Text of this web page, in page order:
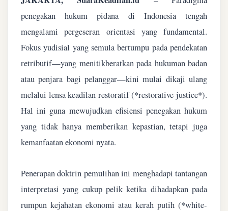
penegakan hukum pidana di Indonesia tengah
mengalami pergeseran orientasi yang fundamental.
Fokus yudisial yang semula bertumpu pada pendekatan
retributif—yang menitikberatkan pada hukuman badan
atau penjara bagi pelanggar—kini mulai dikaji ulang
melalui lensa keadilan restoratif (*restorative justice*).
Hal ini guna mewujudkan efisiensi penegakan hukum
yang tidak hanya memberikan kepastian, tetapi juga
kemanfaatan ekonomi nyata.
Penerapan doktrin pemulihan ini menghadapi tantangan
interpretasi yang cukup pelik ketika dihadapkan pada
rumpun kejahatan ekonomi atau kerah putih (*white-